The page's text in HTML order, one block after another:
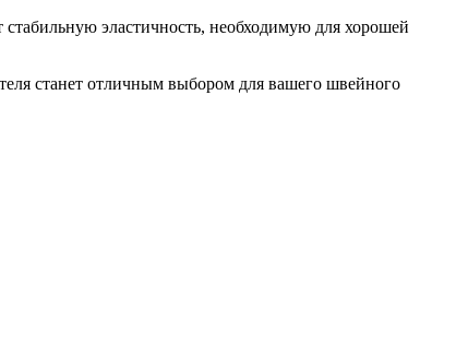
эластичность, необходимую для хорошей
станет отличным выбором для вашего швейного